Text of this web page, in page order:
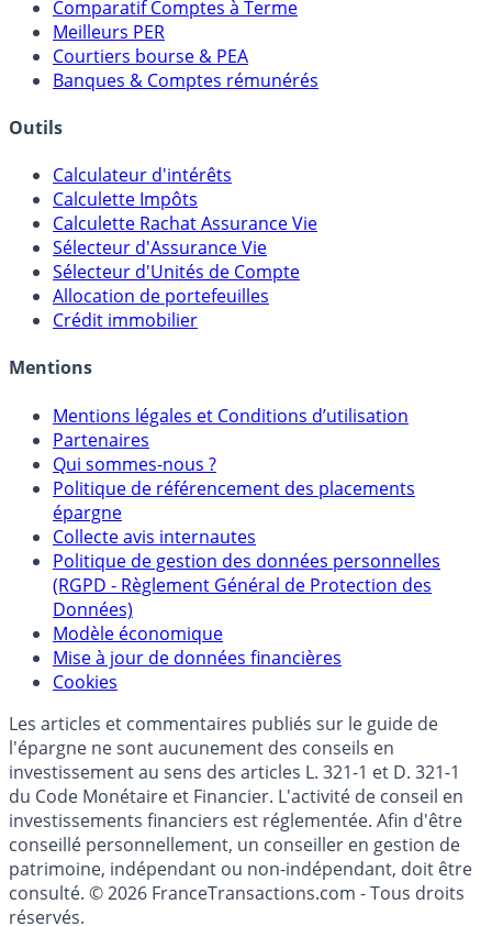
Comparatif Super Livrets
Comparatif Comptes à Terme
Meilleurs PER
Courtiers bourse & PEA
Banques & Comptes rémunérés
Outils
Calculateur d'intérêts
Calculette Impôts
Calculette Rachat Assurance Vie
Sélecteur d'Assurance Vie
Sélecteur d'Unités de Compte
Crédit immobilier
Mentions
Mentions légales et Conditions d’utilisation
Partenaires
Qui sommes-nous ?
Politique de référencement des placements
épargne
Collecte avis internautes
Politique de gestion des données personnelles
(RGPD - Règlement Général de Protection des
Données)
Modèle économique
Cookies
Les articles et commentaires publiés sur le guide de
l'épargne ne sont aucunement des conseils en
investissement au sens des articles L. 321-1 et D. 321-1
du Code Monétaire et Financier. L'activité de conseil en
investissements financiers est réglementée. Afin d'être
conseillé personnellement, un conseiller en gestion de
patrimoine, indépendant ou non-indépendant, doit être